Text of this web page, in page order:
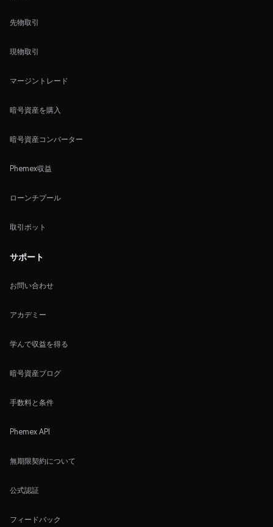
先物取引
現物取引
マージントレード
暗号資産を購入
暗号資産コンバーター
Phemex収益
ローンチプール
取引ボット
サポート
お問い合わせ
アカデミー
学んで収益を得る
暗号資産ブログ
手数料と条件
Phemex API
無期限契約について
公式認証
フィードバック